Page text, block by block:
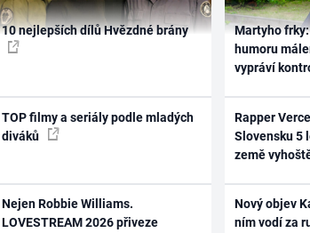
10 nejlepších dílů Hvězdné brány
TOP filmy a seriály podle mladých
diváků
Nejen Robbie Williams.
LOVESTREAM 2026 přiveze
Martyho
humoru
vypráví
Rapper
Slovensku 5
země
Nový objev
ním vodí za